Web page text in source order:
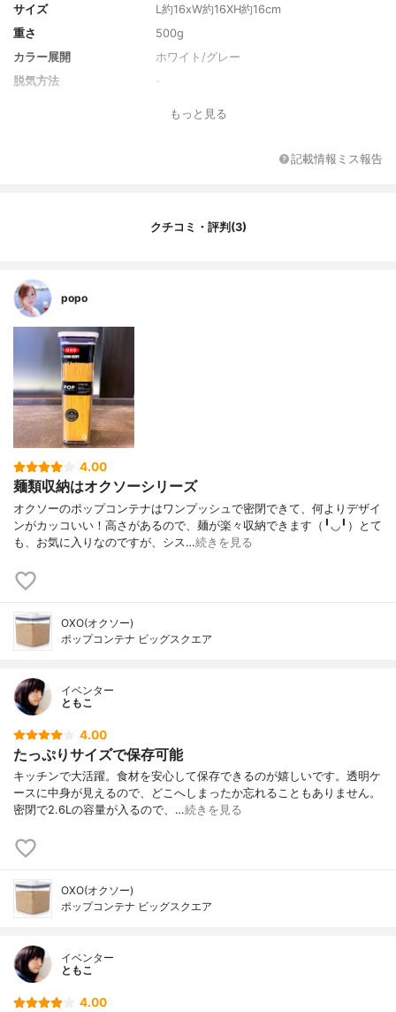
サイズ
L約16xW約16XH約16cm
重さ
500g
カラー展開
ホワイト/グレー
脱気方法
容器：AS樹脂、フタ：ABS樹脂・ポリアセ
タール・ステンレス鋼・ポリプロピレン・
もっと見る
記載情報ミス報告
クチコミ・評判(3)
popo
4.00
麺類収納はオクソーシリーズ
オクソーのポップコンテナはワンプッシュで密閉できて、何よりデザイ
ンがカッコいい！高さがあるので、麺が楽々収納できます（╹◡╹）とて
も、お気に入りなのですが、シス…続きを見る
OXO(オクソー)
ポップコンテナ ビッグスクエア
イベンター
ともこ
4.00
たっぷりサイズで保存可能
キッチンで大活躍。食材を安心して保存できるのが嬉しいです。透明ケ
ースに中身が見えるので、どこへしまったか忘れることもありません。
密閉で2.6Lの容量が入るので、…続きを見る
OXO(オクソー)
ポップコンテナ ビッグスクエア
イベンター
ともこ
4.00